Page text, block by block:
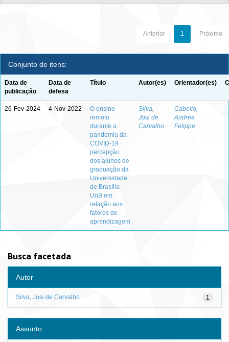
Anterior 1 Próximo
Conjunto de itens:
Data de
publicação
Data de
defesa
Título Autor(es) Orientador(es)
26-Fev-2024 4-Nov-2022
O ensino
remoto
durante a
pandemia da
COVID-19 :
percepção
dos alunos de
graduação da
Universidade
de Brasília -
UnB em
relação aos
fatores de
aprendizagem
Silva,
Josi de
Carvalho
Cabello,
Andrea
Felippe
-
Busca facetada
Autor
1
Silva, Josi de Carvalho
Assunto